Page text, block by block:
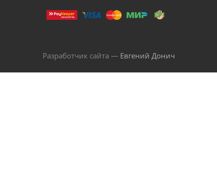
Разработчик сайта — Евгений Донич